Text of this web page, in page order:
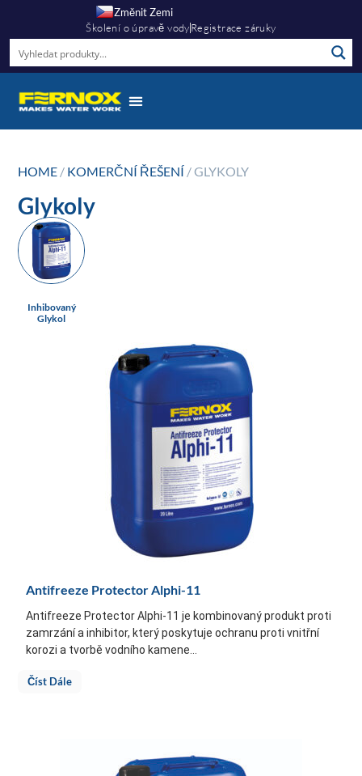
Změnit Zemi
Školení o úpravě vodyRegistrace záruky
HOME / KOMERČNÍ ŘEŠENÍ / GLYKOLY
Glykoly
Inhibovaný
Glykol
Antifreeze Protector Alphi-11
Antifreeze Protector Alphi-11 je kombinovaný produkt proti
zamrzání a inhibitor, který poskytuje ochranu proti vnitřní
korozi a tvorbě vodního kamene...
Číst Dále